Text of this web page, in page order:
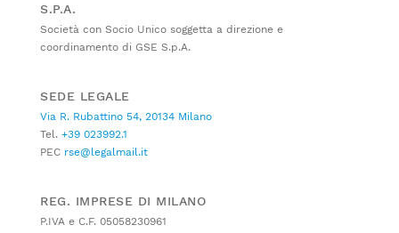
S.P.A.
Società con Socio Unico soggetta a direzione e
coordinamento di GSE S.p.A.
SEDE LEGALE
Via R. Rubattino 54, 20134 Milano
Tel. +39 023992.1
PEC rse@legalmail.it
REG. IMPRESE DI MILANO
P.IVA e C.F. 05058230961